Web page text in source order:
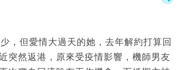
，但愛情大過天的她，去年解約打算回
突然返港，原來受疫情影響，機師男友